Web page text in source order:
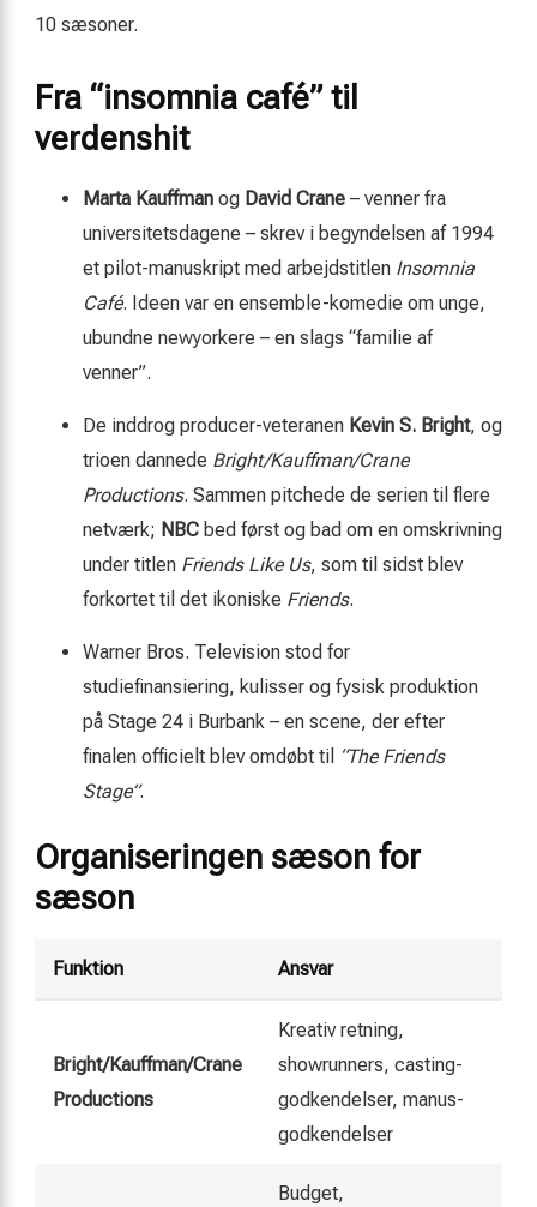
10 sæsoner.
Fra “insomnia café” til
verdenshit
Marta Kauffman og David Crane – venner fra
universitetsdagene – skrev i begyndelsen af 1994
et pilot-manuskript med arbejdstitlen Insomnia
Café. Ideen var en ensemble-komedie om unge,
ubundne newyorkere – en slags “familie af
venner”.
De inddrog producer-veteranen Kevin S. Bright, og
trioen dannede Bright/Kauffman/Crane
Productions. Sammen pitchede de serien til flere
netværk; NBC bed først og bad om en omskrivning
under titlen Friends Like Us, som til sidst blev
forkortet til det ikoniske Friends.
Warner Bros. Television stod for
studiefinansiering, kulisser og fysisk produktion
på Stage 24 i Burbank – en scene, der efter
finalen officielt blev omdøbt til “The Friends
Stage”.
Organiseringen sæson for
sæson
Funktion Ansvar
Bright/Kauffman/Crane
Productions
Kreativ retning,
showrunners, casting-
godkendelser, manus-
godkendelser
Budget,